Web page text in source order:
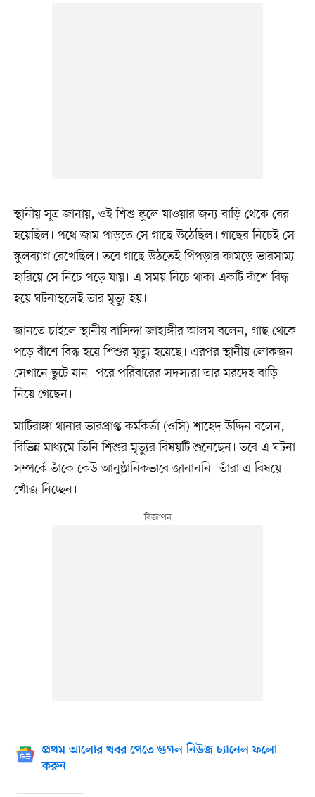
স্থানীয় সূত্র জানায়, ওই শিশু স্কুলে যাওয়ার জন্য বাড়ি থেকে বের
হয়েছিল। পথে জাম পাড়তে সে গাছে উঠেছিল। গাছের নিচেই সে
স্কুলব্যাগ রেখেছিল। তবে গাছে উঠতেই পিঁপড়ার কামড়ে ভারসাম্য
হারিয়ে সে নিচে পড়ে যায়। এ সময় নিচে থাকা একটি বাঁশে বিদ্ধ
হয়ে ঘটনাস্থলেই তার মৃত্যু হয়।
জানতে চাইলে স্থানীয় বাসিন্দা জাহাঙ্গীর আলম বলেন, গাছ থেকে
পড়ে বাঁশে বিদ্ধ হয়ে শিশুর মৃত্যু হয়েছে। এরপর স্থানীয় লোকজন
সেখানে ছুটে যান। পরে পরিবারের সদস্যরা তার মরদেহ বাড়ি
নিয়ে গেছেন।
মাটিরাঙ্গা থানার ভারপ্রাপ্ত কর্মকর্তা (ওসি) শাহেদ উদ্দিন বলেন,
বিভিন্ন মাধ্যমে তিনি শিশুর মৃত্যুর বিষয়টি শুনেছেন। তবে এ ঘটনা
সম্পর্কে তাঁকে কেউ আনুষ্ঠানিকভাবে জানাননি। তাঁরা এ বিষয়ে
খোঁজ নিচ্ছেন।
প্রথম আলোর খবর পেতে গুগল নিউজ চ্যানেল ফলো
করুন